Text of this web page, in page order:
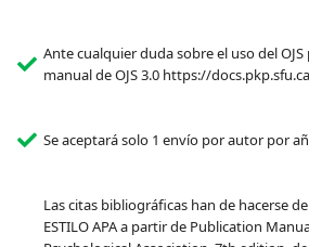
Ante cualquier duda sobre el uso del
manual de OJS 3.0 https://
Se aceptará solo 1 envío por autor por
Las citas bibliográficas han de hacerse
ESTILO APA a partir de Publication